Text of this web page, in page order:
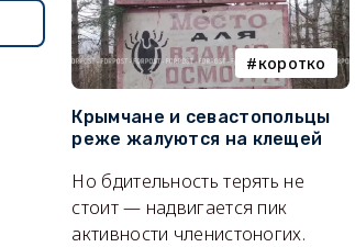
коротко
Крымчане и севастопольцы
реже жалуются на клещей
Но бдительность терять не
стоит — надвигается пик
активности членистоногих.